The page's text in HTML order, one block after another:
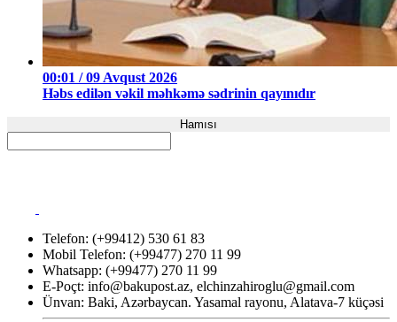
00:01 / 09 Avqust 2026
Həbs edilən vəkil məhkəmə sədrinin qayınıdır
Hamısı
Telefon: (+99412) 530 61 83
Mobil Telefon: (+99477) 270 11 99
Whatsapp: (+99477) 270 11 99
E-Poçt: info@bakupost.az, elchinzahiroglu@gmail.com
Ünvan: Baki, Azərbaycan. Yasamal rayonu, Alatava-7 küçəsi